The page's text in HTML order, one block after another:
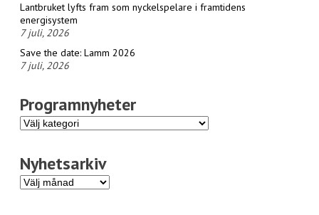
Lantbruket lyfts fram som nyckelspelare i framtidens
energisystem
7 juli, 2026
Save the date: Lamm 2026
7 juli, 2026
Programnyheter
Programnyheter
Nyhetsarkiv
Nyhetsarkiv